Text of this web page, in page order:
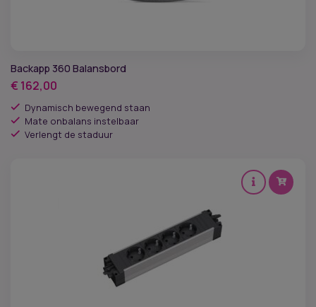
Backapp 360 Balansbord
€ 162,00
Dynamisch bewegend staan
Mate onbalans instelbaar
Verlengt de staduur